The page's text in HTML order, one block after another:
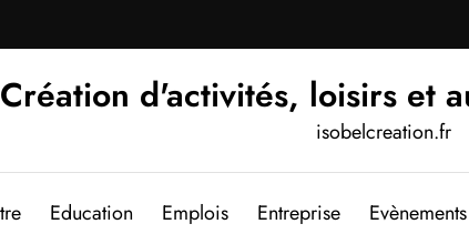
Création d'activités, loisirs et
isobelcreation.fr
Education Emplois Entreprise Evènements